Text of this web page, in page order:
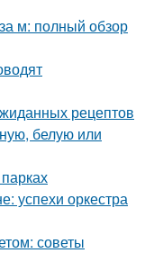
м: полный обзор
рецептов
белую или
успехи оркестра
советы